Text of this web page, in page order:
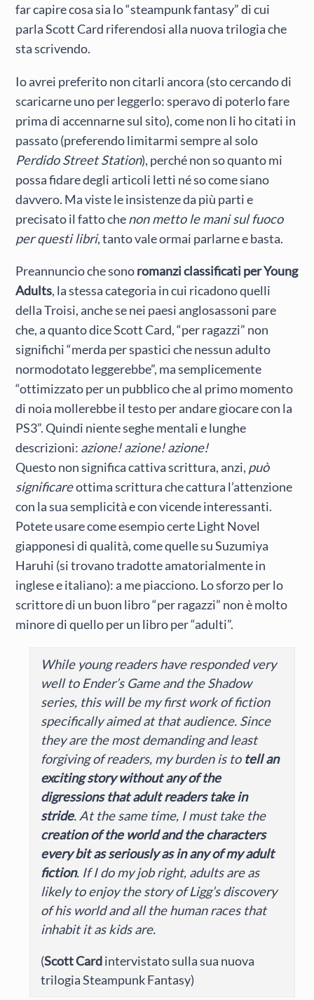
far capire cosa sia lo “steampunk fantasy” di cui
parla Scott Card riferendosi alla nuova trilogia che
sta scrivendo.
Io avrei preferito non citarli ancora (sto cercando di
scaricarne uno per leggerlo: speravo di poterlo fare
prima di accennarne sul sito), come non li ho citati in
passato (preferendo limitarmi sempre al solo
Perdido Street Station), perché non so quanto mi
possa fidare degli articoli letti né so come siano
davvero. Ma viste le insistenze da più parti e
precisato il fatto chenon metto le mani sul fuoco
per questi libri, tanto vale ormai parlarne e basta.
Preannuncio che sonoromanzi classificati per Young
Adults, la stessa categoria in cui ricadono quelli
della Troisi, anche se nei paesi anglosassoni pare
che, a quanto dice Scott Card, “per ragazzi” non
significhi “merda per spastici che nessun adulto
normodotato leggerebbe”, ma semplicemente
“ottimizzato per un pubblico che al primo momento
di noia mollerebbe il testo per andare giocare con la
PS3”. Quindi niente seghe mentali e lunghe
descrizioni: azione! azione! azione!
Questo non significa cattiva scrittura, anzi, può
significareottima scrittura che cattura l’attenzione
con la sua semplicità e con vicende interessanti.
Potete usare come esempio certe Light Novel
giapponesi di qualità, come quelle su Suzumiya
Haruhi (si trovano tradotte amatorialmente in
inglese e italiano): a me piacciono. Lo sforzo per lo
scrittore di un buon libro “per ragazzi” non è molto
minore di quello per un libro per “adulti”.
While young readers have responded very
well to Ender’s Game and the Shadow
series, this will be my first work of fiction
specifically aimed at that audience. Since
they are the most demanding and least
forgiving of readers, my burden is to tell an
exciting story without any of the
digressions that adult readers take in
stride. At the same time, I must take the
creation of the world and the characters
every bit as seriously as in any of my adult
fiction. If I do my job right, adults are as
likely to enjoy the story of Ligg’s discovery
of his world and all the human races that
inhabit it as kids are.
(Scott Cardintervistato sulla sua nuova
trilogia Steampunk Fantasy)